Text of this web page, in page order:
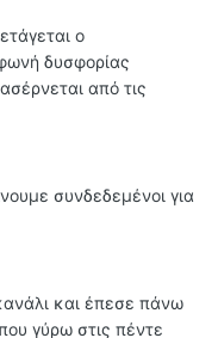
ο
δυσφορίας
από τις
συνδεδεμένοι για
και έπεσε πάνω
γύρω στις πέντε